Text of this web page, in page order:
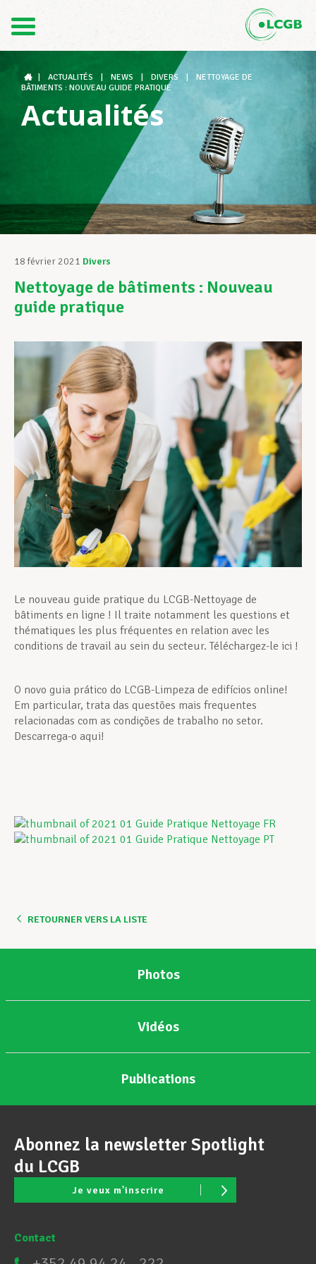
DE
Le LCGB
Structures syndicales
Assistance au Travail
Vos droits
Assistance en vie privée
Développement professionnel
Devenir Membre
Actualités
ACTUALITÉS NEWS DIVERS
NETTOYAGE DE
BÂTIMENTS : NOUVEAU GUIDE PRATIQUE
Actualités
18 février 2021 Divers
Nettoyage de bâtiments : Nouveau
guide pratique
Le nouveau guide pratique du LCGB-Nettoyage de
bâtiments en ligne ! Il traite notamment les questions et
thématiques les plus fréquentes en relation avec les
conditions de travail au sein du secteur. Téléchargez-le ici !
O novo guia prático do LCGB-Limpeza de edifícios online!
Em particular, trata das questões mais frequentes
relacionadas com as condições de trabalho no setor.
Descarrega-o aqui!
RETOURNER VERS LA LISTE
Photos
Vidéos
Publications
Abonnez la newsletter Spotlight
du LCGB
Je veux m'inscrire
Contact